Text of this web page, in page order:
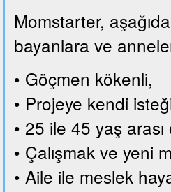
Momstarter,
bayanlara ve
• Göçmen kökenli,
• Projeye kendi
• 25 ile 45 yaş
• Çalışmak ve yeni
• Aile ile meslek